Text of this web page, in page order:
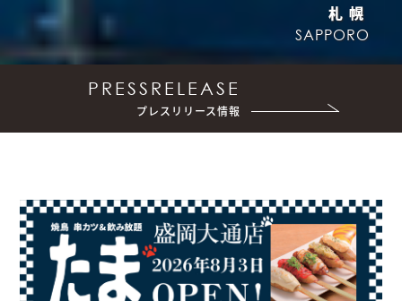
秋田
AKITA
仙台
SENDAI
札幌
SAPPORO
PRESSRELEASE
プレスリリース情報